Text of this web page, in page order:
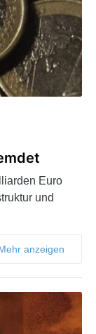
Euro
und
anzeigen